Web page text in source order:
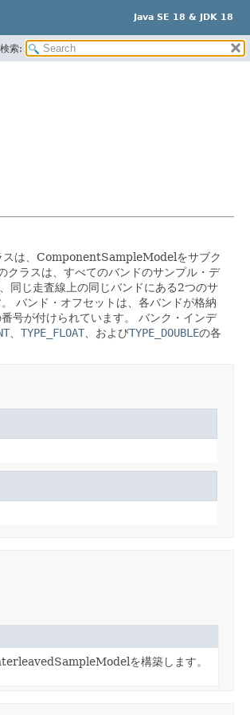
Java SE 18 & JDK 18
検索:
スは、ComponentSampleModelをサブク
クラスは、すべてのバンドのサンプル・デ
同じ走査線上の同じバンドにある2つのサ
バンド・オフセットは、各バンドが格納
号が付けられています。
バンク・インデ
TYPE_FLOAT 、およびTYPE_DOUBLEの各
を構築します。